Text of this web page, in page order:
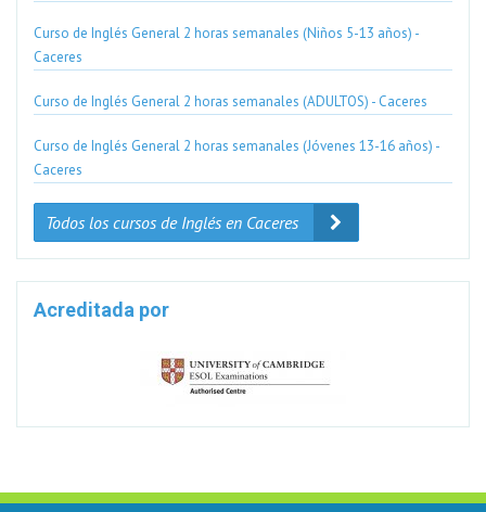
Curso de Inglés General 2 horas semanales (Niños 5-13 años) -
Caceres
Curso de Inglés General 2 horas semanales (ADULTOS) - Caceres
Curso de Inglés General 2 horas semanales (Jóvenes 13-16 años) -
Caceres
Todos los cursos de Inglés en Caceres
Acreditada por